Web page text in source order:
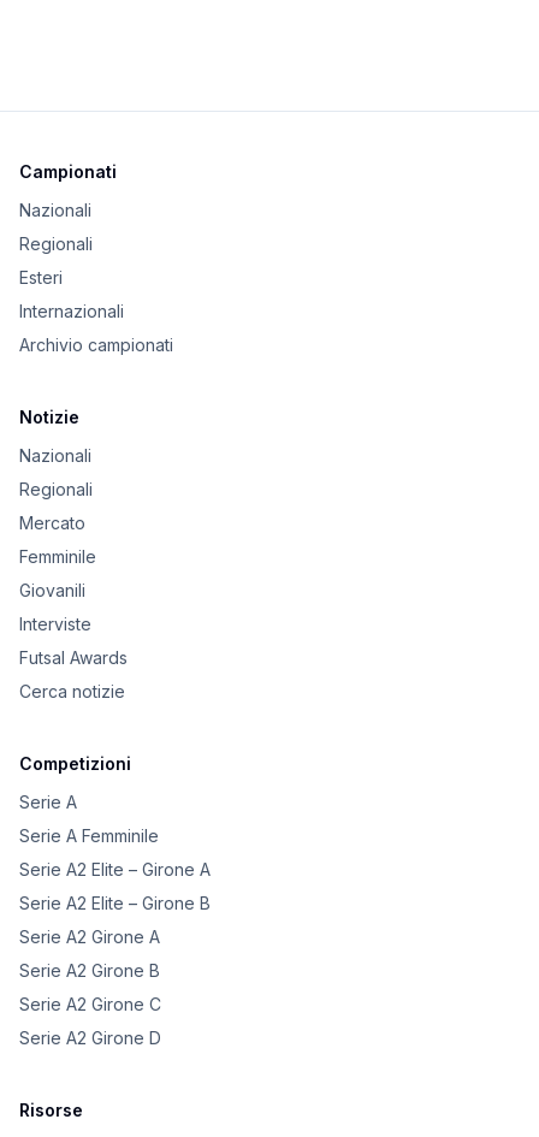
Campionati
Nazionali
Regionali
Esteri
Internazionali
Archivio campionati
Notizie
Nazionali
Regionali
Mercato
Femminile
Giovanili
Interviste
Futsal Awards
Cerca notizie
Competizioni
Serie A
Serie A Femminile
Serie A2 Elite – Girone A
Serie A2 Elite – Girone B
Serie A2 Girone A
Serie A2 Girone B
Serie A2 Girone C
Serie A2 Girone D
Risorse